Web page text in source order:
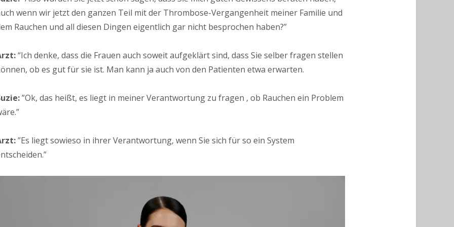
wenn wir jetzt den ganzen Teil mit der Thrombose-Vergangenheit meiner Familie und
Rauchen und all diesen Dingen eigentlich gar nicht besprochen haben?”
“Ich denke, dass die Frauen auch soweit aufgeklärt sind, dass Sie selber fragen stellen
ob es gut für sie ist. Man kann ja auch von den Patienten etwa erwarten.
”Ok, das heißt, es liegt in meiner Verantwortung zu fragen , ob Rauchen ein Problem
”Es liegt sowieso in ihrer Verantwortung, wenn Sie sich für so ein System